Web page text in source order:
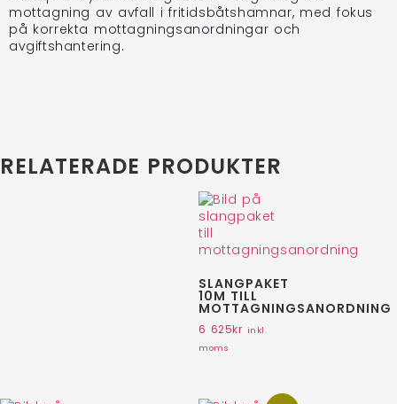
mottagning av avfall i fritidsbåtshamnar, med fokus
på korrekta mottagningsanordningar och
avgiftshantering.
RELATERADE PRODUKTER
SLANGPAKET
10M TILL
MOTTAGNINGSANORDNING
6 625kr inkl.
moms